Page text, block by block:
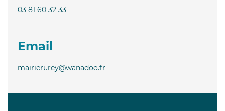
03 81 60 32 33
Email
mairierurey@wanadoo.fr